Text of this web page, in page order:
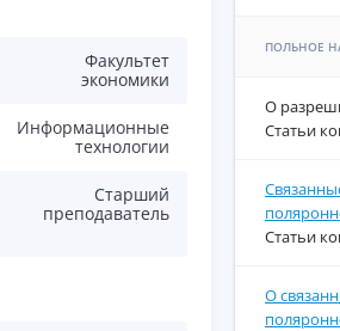
Факультет
экономики
Информационные
технологии
Старший
преподаватель
ПОЛЬНОЕ
О
Статьи
Статьи
О